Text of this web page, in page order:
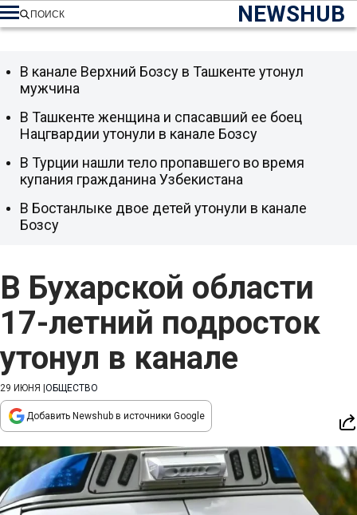
NEWSHUB
ПОИСК
В Бухарской области
17-летний подросток
утонул в канале
29 ИЮНЯ ОБЩЕСТВО
Добавить Newshub в источники Google
В канале Верхний Бозсу в Ташкенте утонул
мужчина
В Ташкенте женщина и спасавший ее боец
Нацгвардии утонули в канале Бозсу
В Турции нашли тело пропавшего во время
купания гражданина Узбекистана
В Бостанлыке двое детей утонули в канале
Бозсу